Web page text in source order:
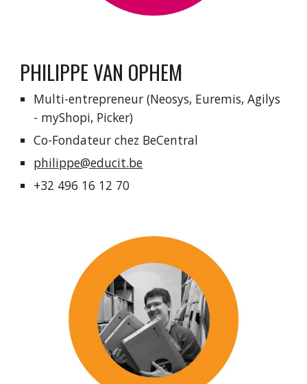
PHILIPPE VAN OPHEM
Multi-entrepreneur (Neosys, Euremis, Agilys
- myShopi, Picker)
Co-Fondateur chez BeCentral
philippe@educit.be
+32 496 16 12 70